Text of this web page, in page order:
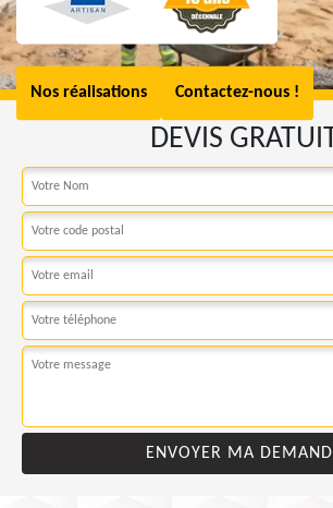
Nos réalisations Contactez-nous !
DEVIS GRATUIT